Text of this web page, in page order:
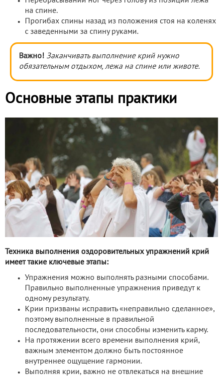
на спине.
Прогибах спины назад из положения стоя на коленях
с заведенными за спину руками.
Важно! Заканчивать выполнение крий нужно
обязательным отдыхом, лежа на спине или животе.
Основные этапы практики
Техника выполнения оздоровительных упражнений крий
имеет такие ключевые этапы:
Упражнения можно выполнять разными способами.
Правильно выполненные упражнения приведут к
одному результату.
Крии призваны исправить «неправильно сделанное»,
поэтому выполненные в правильной
последовательности, они способны изменить карму.
На протяжении всего времени выполнения крий,
важным элементом должно быть постоянное
внутреннее ощущение гармонии.
Выполняя крии, важно не отвлекаться на внешние